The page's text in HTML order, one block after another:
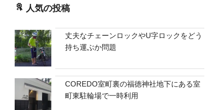
人気の投稿
丈夫なチェーンロックやU字ロックをどう
持ち運ぶか問題
COREDO室町裏の福徳神社地下にある室
町東駐輪場で一時利用